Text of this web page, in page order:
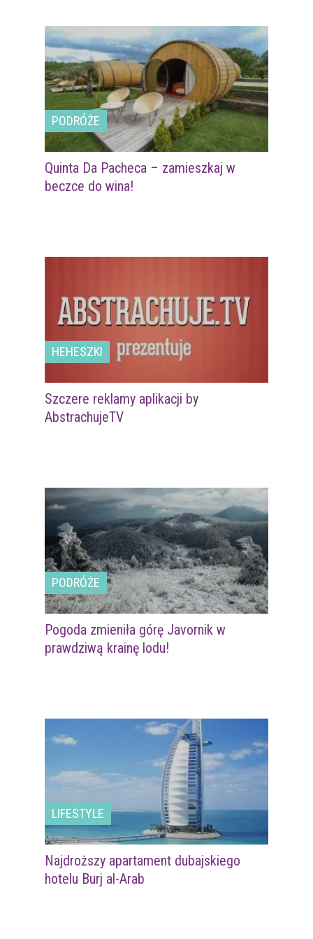
PODRÓŻE
Quinta Da Pacheca – zamieszkaj w
beczce do wina!
HEHESZKI
Szczere reklamy aplikacji by
AbstrachujeTV
PODRÓŻE
Pogoda zmieniła górę Javornik w
prawdziwą krainę lodu!
LIFESTYLE
Najdroższy apartament dubajskiego
hotelu Burj al-Arab